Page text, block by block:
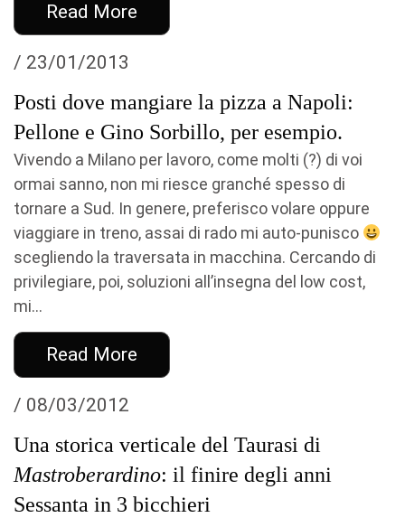
Read More
/ 23/01/2013
Posti dove mangiare la pizza a Napoli:
Pellone e Gino Sorbillo, per esempio.
Vivendo a Milano per lavoro, come molti (?) di voi
ormai sanno, non mi riesce granché spesso di
tornare a Sud. In genere, preferisco volare oppure
viaggiare in treno, assai di rado mi auto-punisco
scegliendo la traversata in macchina. Cercando di
privilegiare, poi, soluzioni all’insegna del low cost,
mi...
Read More
/ 08/03/2012
Una storica verticale del Taurasi di
Mastroberardino: il finire degli anni
Sessanta in 3 bicchieri